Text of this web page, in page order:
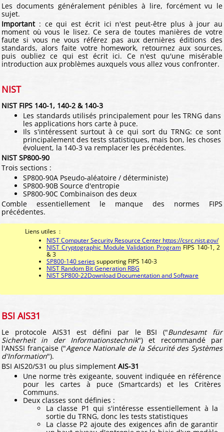
Les documents généralement pénibles à lire, forcément vu le
sujet.
Important: ce qui est écrit ici n'est peut-être plus à jour au
moment où vous le lisez. Ce sera de toutes manières de votre
faute si vous ne vous référez pas aux dernières éditions des
standards, alors faite votre homework, retournez aux sources,
puis oubliez ce qui est écrit ici. Ce n'est qu'une misérable
introduction aux problèmes auxquels vous allez vous confronter.
NIST
NIST FIPS 140-1, 140-2 & 140-3
Les standards utilisés principalement pour les TRNG dans
les applications hors carte à puce.
Ils s'intéressent surtout à ce qui sort du TRNG: ce sont
principalement des tests statistiques, mais bon, les choses
évoluent, la 140-3 va remplacer les précédentes.
NIST SP800-90
Trois sections :
SP800-90A Pseudo-aléatoire / déterministe)
SP800-90B Source d'entropie
SP800-90C Combinaison des deux
Comble essentiellement le manque des normes FIPS
précédentes.
Liens utiles :
NIST Computer Security Resource Center https://csrc.nist.gov/
NIST Cryptographic Module Validation ProgramFIPS 140-1, 2
& 3
SP800-140 seriessupporting FIPS 140-3
NIST Random Bit Generation RBG
NIST SP800-22Download Documentation and Software
BSI AIS31
Le protocole AIS31 est défini par le BSI ("Bundesamt für
Sicherheit in der Informationstechnik") et recommandé par
l'ANSSI française ("Agence Nationale de la Sécurité des Systèmes
d'Information").
BSI AIS20/S31 ou plus simplement AIS-31
Une norme très exigeante, souvent indiquée en référence
pour les cartes à puce (Smartcards) et les Critères
Communs.
Deux classes sont définies :
La classe P1 qui s'intéresse essentiellement à la
sortie du TRNG, donc les tests statistiques
La classe P2 ajoute des exigences afin de garantir